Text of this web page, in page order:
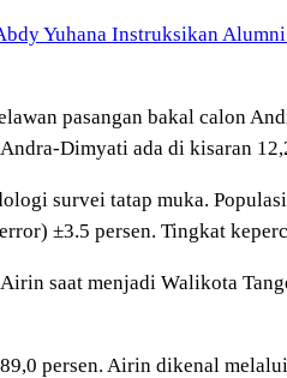
Yuhana Instruksikan
pasangan bakal calon
Dimyati ada di kisaran
survei tatap muka.
±3.5 persen. Tingkat
saat menjadi Walikota
persen. Airin dikenal